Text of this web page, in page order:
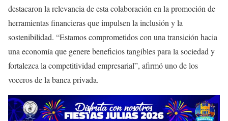
destacaron la relevancia de esta colaboración en la promoción de
herramientas financieras que impulsen la inclusión y la
sostenibilidad. “Estamos comprometidos con una transición hacia
una economía que genere beneficios tangibles para la sociedad y
fortalezca la competitividad empresarial”, afirmó uno de los
voceros de la banca privada.